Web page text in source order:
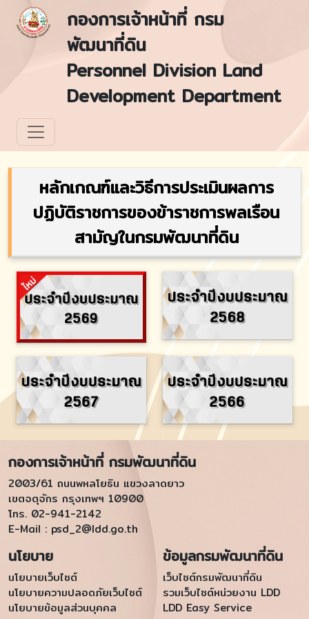
กองการเจ้าหน้าที่ กรม
พัฒนาที่ดิน
Personnel Division Land
Development Department
หลักเกณฑ์และวิธีการประเมินผลการ
ปฏิบัติราชการของข้าราชการพลเรือน
สามัญในกรมพัฒนาที่ดิน
กองการเจ้าหน้าที่ กรมพัฒนาที่ดิน
2003/61 ถนนพหลโยธิน แขวงลาดยาว
เขตจตุจักร กรุงเทพฯ 10900
โทร. 02-941-2142
E-Mail : psd_2@ldd.go.th
นโยบาย
นโยบายเว็บไซต์
นโยบายความปลอดภัยเว็บไซต์
นโยบายข้อมูลส่วนบุคคล
ข้อมูลกรมพัฒนาที่ดิน
เว็บไซต์กรมพัฒนาที่ดิน
รวมเว็บไซต์หน่วยงาน LDD
LDD Easy Service